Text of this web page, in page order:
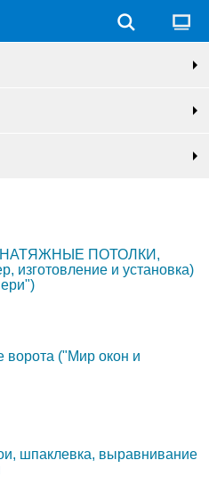
ПОТОЛКИ,
и установка)
ворота ("Мир окон и
шпаклевка, выравнивание